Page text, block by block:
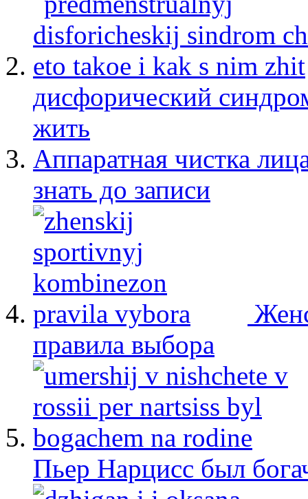
дисфорический
жить
Аппаратная чистка
знать до записи
правила выбора
Пьер Нарцисс был